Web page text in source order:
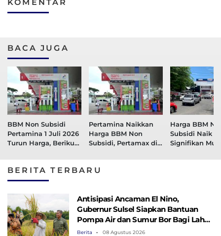
KOMENTAR
BACA JUGA
BBM Non Subsidi
Pertamina 1 Juli 2026
Turun Harga, Berikut
Pertamina Naikkan
Harga BBM Non
Subsidi, Pertamax di
2026
Harga BBM
Subsidi Naik
Signifikan
BERITA TERBARU
Antisipasi Ancaman El Nino,
Gubernur Sulsel Siapkan Bantuan
Pompa Air dan Sumur Bor Bagi Lahan
Pertanian
Berita 08 Agustus 2026